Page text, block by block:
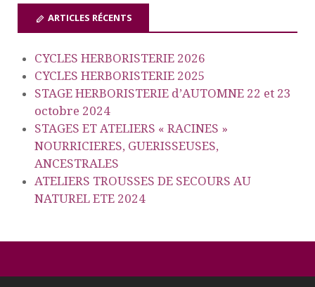
ARTICLES RÉCENTS
CYCLES HERBORISTERIE 2026
CYCLES HERBORISTERIE 2025
STAGE HERBORISTERIE d’AUTOMNE 22 et 23
octobre 2024
STAGES ET ATELIERS « RACINES »
NOURRICIERES, GUERISSEUSES,
ANCESTRALES
ATELIERS TROUSSES DE SECOURS AU
NATUREL ETE 2024